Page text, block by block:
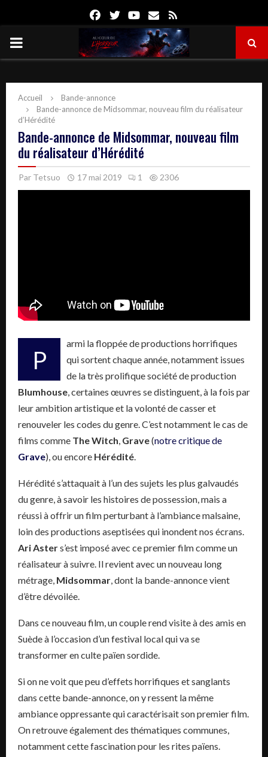
FacebookTwitterYoutube
Email
PRIMARY
Accueil
Bande-annonce
Bande-annonce de Midsommar, nouveau film du réalisateur
d’Hérédité
Bande-annonce de Midsommar, nouveau film
du réalisateur d’Hérédité
Par Tetsuo 17 mai 2019 1 2306
P
armi la floppée de productions horrifiques
qui sortent chaque année, notamment issues
de la très prolifique société de production
Blumhouse, certaines œuvres se distinguent, à la fois par
leur ambition artistique et la volonté de casser et
renouveler les codes du genre. C’est notamment le cas de
films comme The Witch, Grave(notre critique de
Grave), ou encore Hérédité.
Hérédité s’attaquait à l’un des sujets les plus galvaudés
du genre, à savoir les histoires de possession, mais a
réussi à offrir un film perturbant à l’ambiance malsaine,
loin des productions aseptisées qui inondent nos écrans.
Ari Asters’est imposé avec ce premier film comme un
réalisateur à suivre. Il revient avec un nouveau long
métrage, Midsommar, dont la bande-annonce vient
d’être dévoilée.
Dans ce nouveau film, un couple rend visite à des amis en
Suède à l’occasion d’un festival local qui va se
transformer en culte païen sordide.
Si on ne voit que peu d’effets horrifiques et sanglants
dans cette bande-annonce, on y ressent la même
ambiance oppressante qui caractérisait son premier film.
On retrouve également des thématiques communes,
notamment cette fascination pour les rites païens.